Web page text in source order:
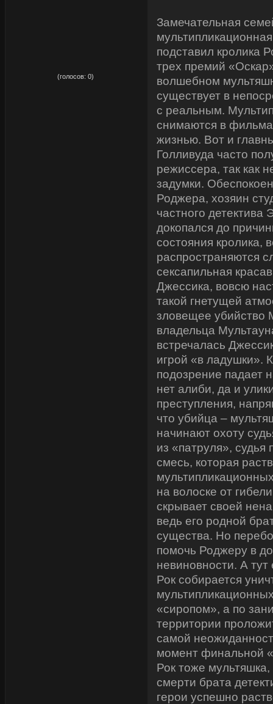
Замечательная
подставил кролика
трех премий
волшебном
существует в
с реальным.
снимаются в
жизнью. Вот и
Голливуда часто
режиссера, так как
задумки.
Роджера, хозяин
частного
докопался до
состояния кролика,
распространяются
сексапильная
Джессика, вовсю
такой гнетущей
зловещее убийство
владельца
встречалась
игрой «в ладушки».
подозрение падает
нет алиби, да и
преступления,
что убийца –
начинают охоту
из «патруля», судья
смесь, которая
на волоске от
скрывает своей
ведь его родной
существа. Но
помочь Роджеру в
невиновности. А
Рок собирается
«сиропом», а по
территории
самой
момент финальной
Рок тоже
смерти брата
герои успешно
(голосов: 0)